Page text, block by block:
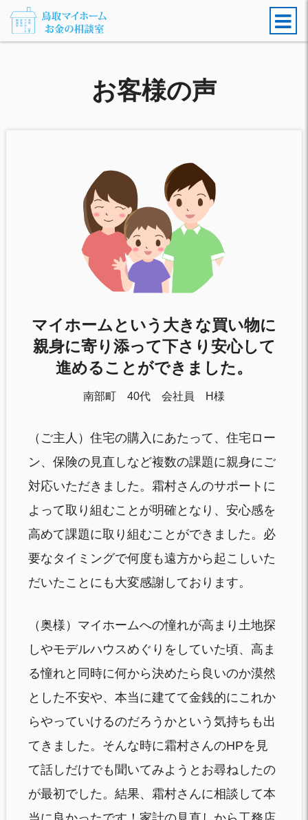
お客様の声
マイホームという大きな買い物に
親身に寄り添って下さり安心して
進めることができました。
南部町 40代 会社員 H様
（ご主人）住宅の購入にあたって、住宅ロー
ン、保険の見直しなど複数の課題に親身にご
対応いただきました。霜村さんのサポートに
よって取り組むことが明確となり、安心感を
高めて課題に取り組むことができました。必
要なタイミングで何度も遠方から起こしいた
だいたことにも大変感謝しております。
（奥様）マイホームへの憧れが高まり土地探
しやモデルハウスめぐりをしていた頃、高ま
る憧れと同時に何から決めたら良いのか漠然
とした不安や、本当に建てて金銭的にこれか
らやっていけるのだろうかという気持ちも出
てきました。そんな時に霜村さんのHPを見
て話しだけでも聞いてみようとお尋ねしたの
が最初でした。結果、霜村さんに相談して本